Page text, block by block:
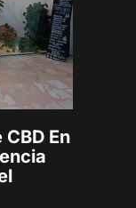
En